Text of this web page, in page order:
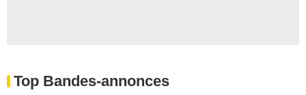
Top Bandes-annonces